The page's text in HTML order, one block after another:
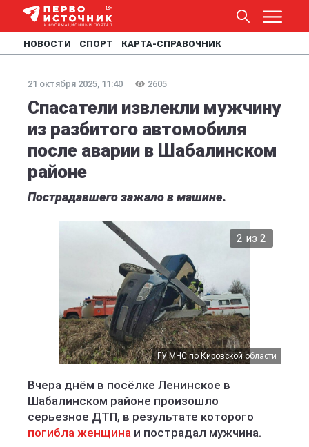
НОВОСТИ СПОРТ КАРТА-СПРАВОЧНИК
21 октября 2025, 11:40 2605
Спасатели извлекли мужчину
из разбитого автомобиля
после аварии в Шабалинском
районе
Пострадавшего зажало в машине.
2 из 2
ГУ МЧС по Кировской области
ГУ МЧС по Кировской области
Вчера днём в посёлке Ленинское в
Шабалинском районе произошло
серьезное ДТП, в результате которого
погибла женщина и пострадал мужчина.